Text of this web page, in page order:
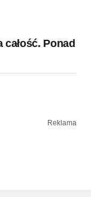
całość. Ponad
Reklama